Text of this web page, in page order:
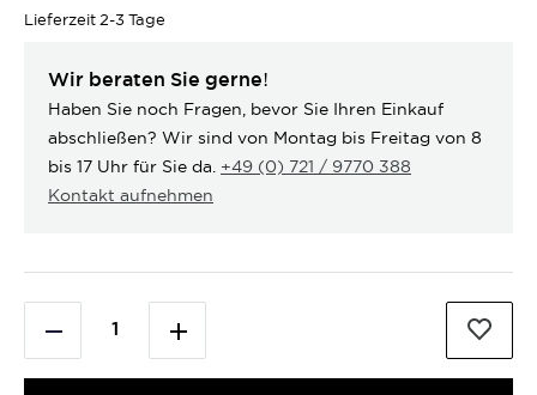
Lieferzeit 2-3 Tage
Wir beraten Sie gerne!
Haben Sie noch Fragen, bevor Sie Ihren Einkauf
abschließen? Wir sind von Montag bis Freitag von 8
bis 17 Uhr für Sie da. +49 (0) 721 / 9770 388
Kontakt aufnehmen